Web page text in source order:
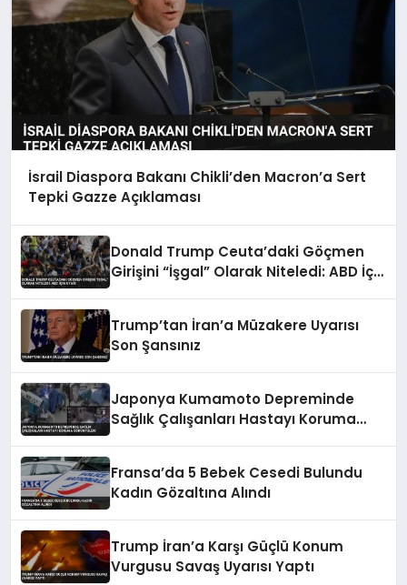
İsrail Diaspora Bakanı Chikli’den Macron’a Sert
Tepki Gazze Açıklaması
Donald Trump Ceuta’daki Göçmen
Girişini “İşgal” Olarak Niteledi: ABD İçin
Trump’tan İran’a Müzakere Uyarısı
Son Şansınız
Japonya Kumamoto Depreminde
Sağlık Çalışanları Hastayı Koruma
Fransa’da 5 Bebek Cesedi Bulundu
Kadın Gözaltına Alındı
Trump İran’a Karşı Güçlü Konum
Vurgusu Savaş Uyarısı Yaptı